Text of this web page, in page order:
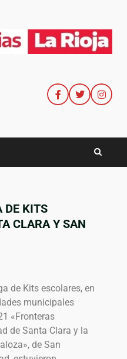
DE KITS
CLARA Y SAN
de Kits escolares, en
municipales
«Fronteras
de Santa Clara y la
de San